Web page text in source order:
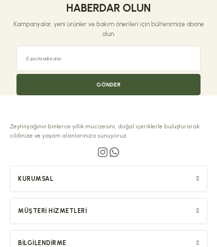
HABERDAR OLUN
Kampanyalar, yeni ürünler ve bakım önerileri için bültenimize abone
olun.
GÖNDER
Zeytinyağının binlerce yıllık mucizesini, doğal içeriklerle buluşturarak
cildinize ve yaşam alanlarınıza sunuyoruz.
KURUMSAL
MÜŞTERI HIZMETLERI
BILGILENDIRME